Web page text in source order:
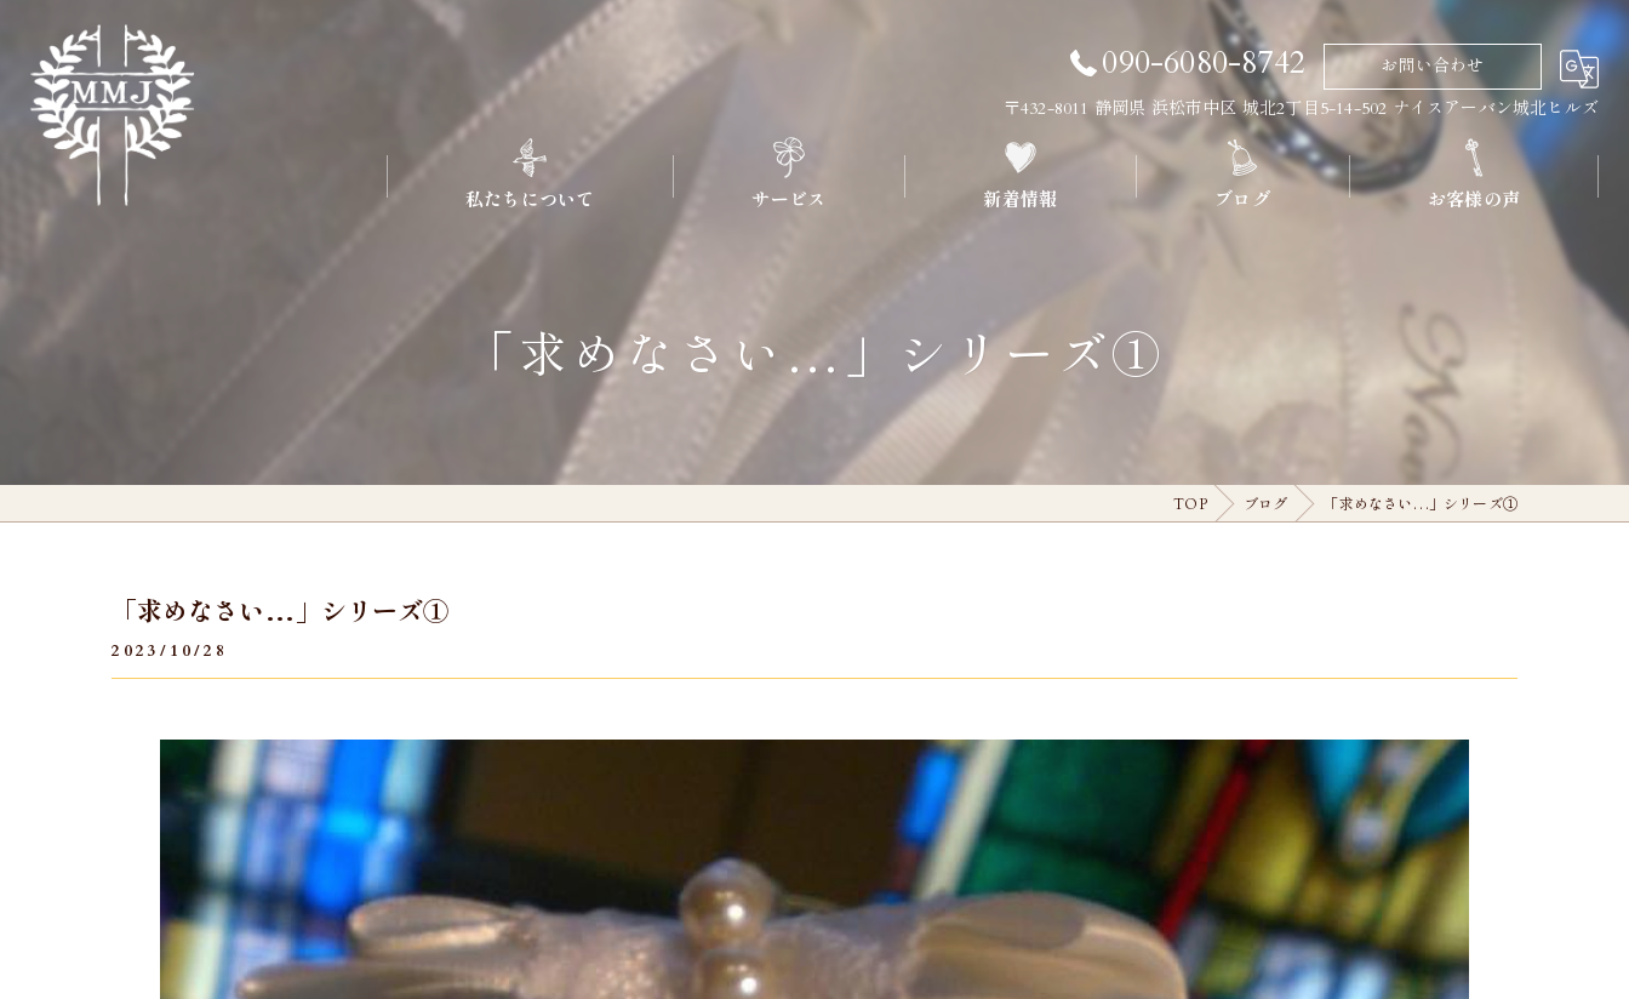
090-6080-8742
お問い合わせ
〒432-8011 静岡県 浜松市中区 城北2丁目5-14-502 ナイスアーバン城北ヒルズ
私たちについて サービス 新着情報 ブログ お客様の声
「求めなさい…」シリーズ①
TOP ブログ 「求めなさい…」シリーズ①
「求めなさい…」シリーズ①
2023/10/28